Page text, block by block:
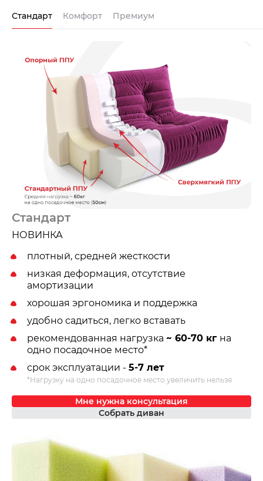
Стандарт Комфорт Премиум
Стандарт
НОВИНКА
плотный, средней жесткости
низкая деформация, отсутствие
амортизации
хорошая эргономика и поддержка
удобно садиться, легко вставать
рекомендованная нагрузка ~ 60-70 кг на
одно посадочное место*
срок эксплуатации - 5-7 лет
*Нагрузку на одно посадочное место увеличить нельзя
Мне нужна консультация
Собрать диван